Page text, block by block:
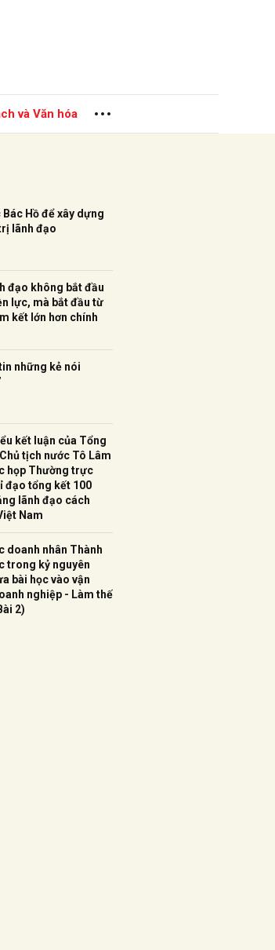
và Văn hóa
Bác Hồ để xây dựng
lãnh đạo
đạo không bắt đầu
lực, mà bắt đầu từ
kết lớn hơn chính
những kẻ nói
kết luận của Tổng
tịch nước Tô Lâm
họp Thường trực
đạo tổng kết 100
lãnh đạo cách
Nam
doanh nhân Thành
trong kỷ nguyên
bài học vào vận
nghiệp - Làm thế
2)